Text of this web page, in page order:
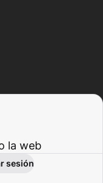
la web
sesión